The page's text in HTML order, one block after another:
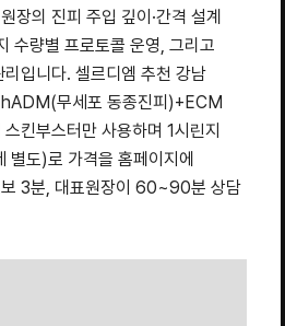
장의 진피 주입 깊이·간격 설계
수량별 프로토콜 운영, 그리고
리입니다. 셀르디엠 추천 강남
hADM(무세포 동종진피)+ECM
킨부스터만 사용하며 1시린지
도)로 가격을 홈페이지에
3분, 대표원장이 60~90분 상담